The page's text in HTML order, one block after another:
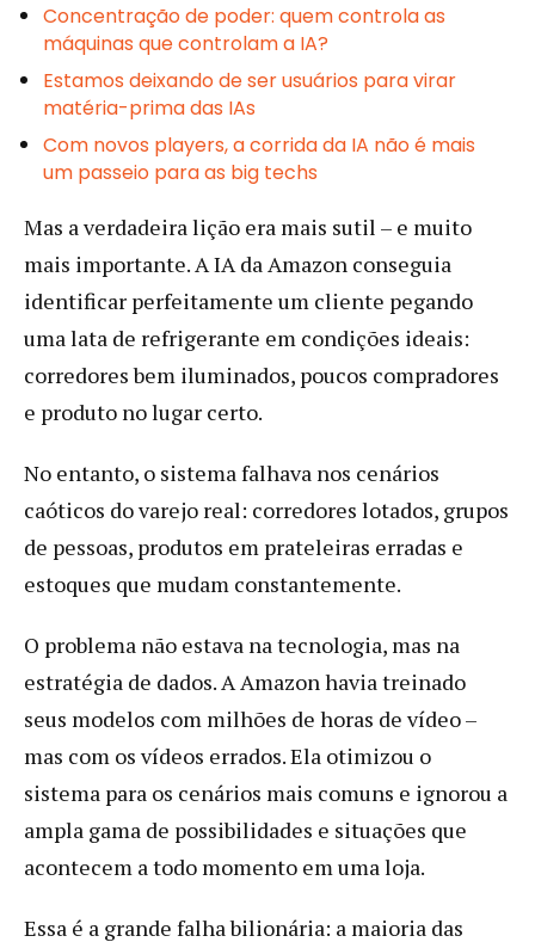
Concentração de poder: quem controla as
máquinas que controlam a IA?
Estamos deixando de ser usuários para virar
matéria-prima das IAs
Com novos players, a corrida da IA não é mais
um passeio para as big techs
Mas a verdadeira lição era mais sutil – e muito
mais importante. A IA da Amazon conseguia
identificar perfeitamente um cliente pegando
uma lata de refrigerante em condições ideais:
corredores bem iluminados, poucos compradores
e produto no lugar certo.
No entanto, o sistema falhava nos cenários
caóticos do varejo real: corredores lotados, grupos
de pessoas, produtos em prateleiras erradas e
estoques que mudam constantemente.
O problema não estava na tecnologia, mas na
estratégia de dados. A Amazon havia treinado
seus modelos com milhões de horas de vídeo –
mas com os vídeos errados. Ela otimizou o
sistema para os cenários mais comuns e ignorou a
ampla gama de possibilidades e situações que
acontecem a todo momento em uma loja.
Essa é a grande falha bilionária: a maioria das